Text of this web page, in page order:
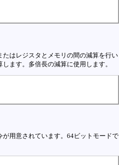
はレジスタとメモリの間の減算を行い
ます。多倍長の減算に使用します。
用意されています。64ビットモードで